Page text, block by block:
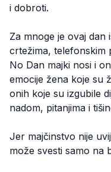
i dobroti.
Za mnoge je ovaj dan
crtežima, telefonskim
No Dan majki nosi i
emocije žena koje su
onih koje su izgubile
nadom, pitanjima i
Jer majčinstvo nije
može svesti samo na